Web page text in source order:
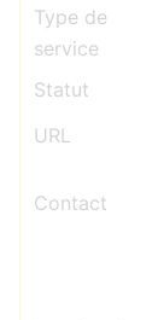
Type de
service
Statut
URL
Contact